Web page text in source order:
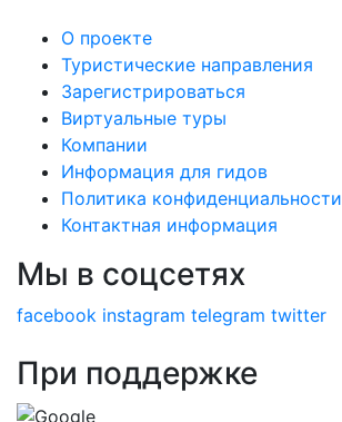
О проекте
Туристические направления
Зарегистрироваться
Виртуальные туры
Компании
Информация для гидов
Политика конфиденциальности
Контактная информация
Мы в соцсетях
facebook instagram telegram twitter
При поддержке